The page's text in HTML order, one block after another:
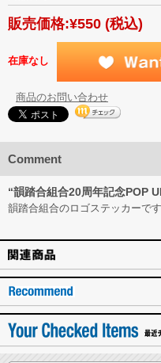
販売価格:¥550 (税込)
在庫なし
商品のお問い合わせ
Comment
“韻踏合組合20周年記念POP
韻踏合組合のロゴステッカーです